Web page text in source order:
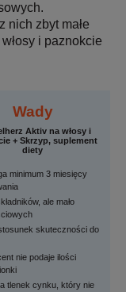
nich zbyt małe
i paznokcie
Wady
Aktiv na włosy i
+ Skrzyp, suplement
diety
minimum 3 miesięcy
ale mało
skuteczności do
nie podaje ilości
tlenek cynku, który nie